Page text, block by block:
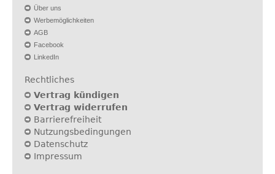
Über uns
Werbemöglichkeiten
AGB
Facebook
LinkedIn
Rechtliches
Vertrag kündigen
Vertrag widerrufen
Barrierefreiheit
Nutzungsbedingungen
Datenschutz
Impressum